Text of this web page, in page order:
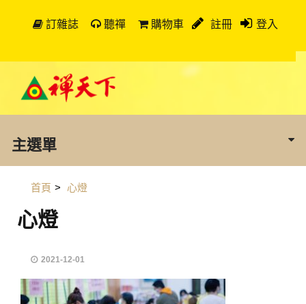
訂雜誌 聽禪 購物車 註冊 登入
主選單
首頁 > 心燈
心燈
2021-12-01